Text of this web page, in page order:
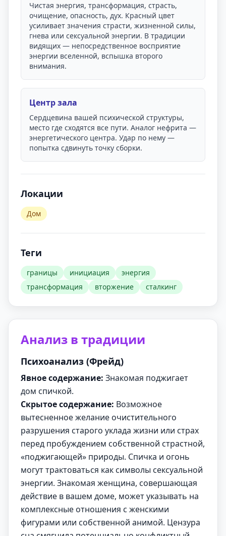
Чистая энергия, трансформация, страсть,
очищение, опасность, дух. Красный цвет
усиливает значения страсти, жизненной силы,
гнева или сексуальной энергии. В традиции
видящих — непосредственное восприятие
энергии вселенной, вспышка второго
внимания.
Центр зала
Сердцевина вашей психической структуры,
место где сходятся все пути. Аналог нефрита —
энергетического центра. Удар по нему —
попытка сдвинуть точку сборки.
Локации
Дом
Теги
границы инициация
энергия
трансформация
вторжение сталкинг
Анализ в традиции
Психоанализ (Фрейд)
Явное содержание: Знакомая поджигает
дом спичкой.
Скрытое содержание: Возможное
вытесненное желание очистительного
разрушения старого уклада жизни или страх
перед пробуждением собственной страстной,
«поджигающей» природы. Спичка и огонь
могут трактоваться как символы сексуальной
энергии. Знакомая женщина, совершающая
действие в вашем доме, может указывать на
комплексные отношения с женскими
фигурами или собственной анимой. Цензура